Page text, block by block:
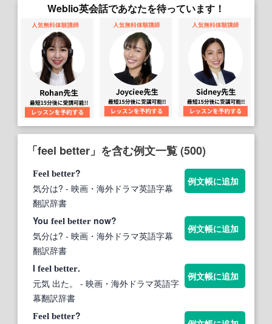
Weblio英会話であなたを待っています！
「feel better」を含む例文一覧 (500)
Feel better?
気分は? - 映画・海外ドラマ英語字幕
翻訳辞書
例文帳に追加
You feel better now?
気分は? - 映画・海外ドラマ英語字幕
翻訳辞書
例文帳に追加
I feel better.
元気 出た。
- 映画・海外ドラマ英語字
幕翻訳辞書
例文帳に追加
Feel better?